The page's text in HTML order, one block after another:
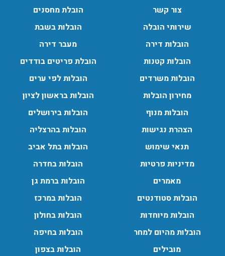
הובלות מנוף בגבעת שמואל:
שירותי הובלה עם מנוף בגבעת שמואל לכל סוגי ההובלות
החל מהובלת תכולת דירה שלמה עם מנוף ועד פריט בודד.
הובלות מנוף בפרדס חנה:
העברת פריטים כבדים עם מנוף בפרדס חנה ואפשרות הובלת
עודכן לאחרונה: 24/02/2026, 10:42
צור קשר
שירותי הובלה
הובלות דירה
הובלות קטנות
הובלות משרדים
מחירון הובלות
הובלות מנוף
הצהרת נגישות
תנאי שימוש
מדיניות פרטיות
מאמרים
הובלות סטודנטים
הובלות מיוחדות
הובלות מהיום למחר
מובילים
הובלת מחסנים
הובלות בשבת
מעבר דירה
הובלת פריטים בודדים
הובלות לפי ערים
הובלות בראשון לציון
הובלות בירושלים
הובלות בהרצליה
הובלות בתל אביב
הובלות בחדרה
הובלות ברמת גן
הובלות במרכז
הובלות בחולון
הובלות בחיפה
הובלות בצפון